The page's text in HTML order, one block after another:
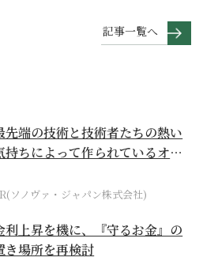
記事一覧へ
先端の技術と技術者たちの熱い
持ちによって作られているオー
ソノヴァ・ジャパン株式会社)
利上昇を機に、『守るお金』の
き場所を再検討